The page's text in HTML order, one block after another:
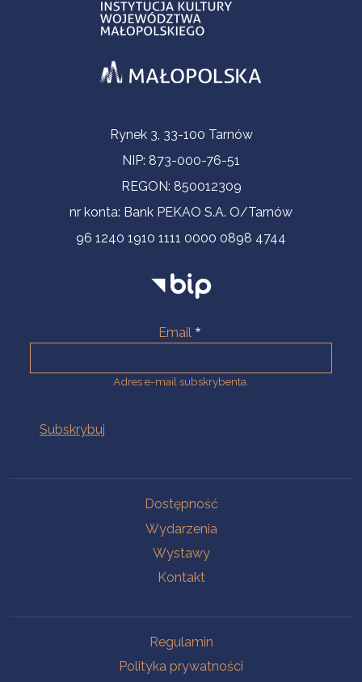
Informacje kontaktoweRynek 3, 33-100 Tarnów
NIP: 873-000-76-51
REGON: 850012309
nr konta: Bank PEKAO S.A. O/Tarnów
96 1240 1910 1111 0000 0898 4744
Email
Adres e-mail subskrybenta.
Dostępność
Wydarzenia
Wystawy
Kontakt
Regulamin
Polityka prywatności